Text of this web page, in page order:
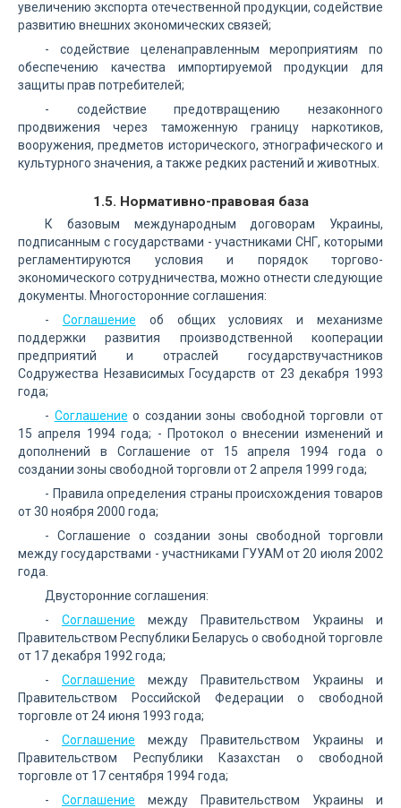
увеличению экспорта отечественной продукции, содействие
развитию внешних экономических связей;
- содействие целенаправленным мероприятиям по
обеспечению качества импортируемой продукции для
защиты прав потребителей;
- содействие предотвращению незаконного
продвижения через таможенную границу наркотиков,
вооружения, предметов исторического, этнографического и
культурного значения, а также редких растений и животных.
1.5. Нормативно-правовая база
К базовым международным договорам Украины,
подписанным с государствами - участниками СНГ, которыми
регламентируются условия и порядок торгово-
экономического сотрудничества, можно отнести следующие
документы. Многосторонние соглашения:
- Соглашение об общих условиях и механизме
поддержки развития производственной кооперации
предприятий и отраслей государствучастников
Содружества Независимых Государств от 23 декабря 1993
года;
- Соглашение о создании зоны свободной торговли от
15 апреля 1994 года; - Протокол о внесении изменений и
дополнений в Соглашение от 15 апреля 1994 года о
создании зоны свободной торговли от 2 апреля 1999 года;
- Правила определения страны происхождения товаров
от 30 ноября 2000 года;
- Соглашение о создании зоны свободной торговли
между государствами - участниками ГУУАМ от 20 июля 2002
года.
Двусторонние соглашения:
- Соглашение между Правительством Украины и
Правительством Республики Беларусь о свободной торговле
от 17 декабря 1992 года;
- Соглашение между Правительством Украины и
Правительством Российской Федерации о свободной
торговле от 24 июня 1993 года;
- Соглашение между Правительством Украины и
Правительством Республики Казахстан о свободной
торговле от 17 сентября 1994 года;
- Соглашение между Правительством Украины и